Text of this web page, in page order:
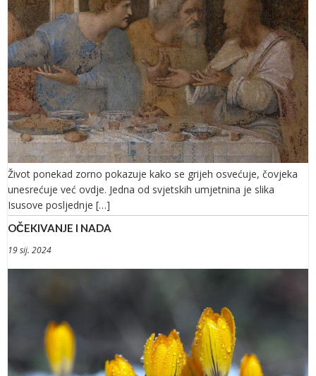
Život ponekad zorno pokazuje kako se grijeh osvećuje, čovjeka
unesrećuje već ovdje. Jedna od svjetskih umjetnina je slika
Isusove posljednje […]
OČEKIVANJE I NADA
19 sij. 2024